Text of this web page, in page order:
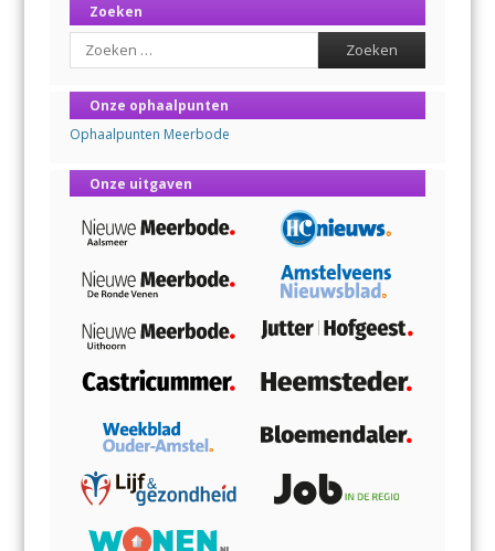
Zoeken
Search
Onze ophaalpunten
Ophaalpunten Meerbode
Onze uitgaven